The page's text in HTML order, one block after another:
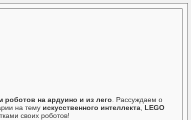
роботов на ардуино и из лего . Рассуждаем о
на тему искусственного интеллекта, LEGO
своих роботов!